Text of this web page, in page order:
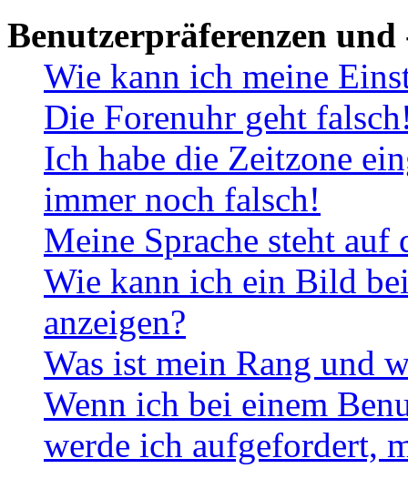
Benutzerpräferenzen und
Wie kann ich meine
Die Forenuhr geht
Ich habe die Zeitzone
immer noch falsch!
Meine Sprache steht
Wie kann ich ein Bild
anzeigen?
Was ist mein Rang und
Wenn ich bei einem
werde ich aufgefordert,